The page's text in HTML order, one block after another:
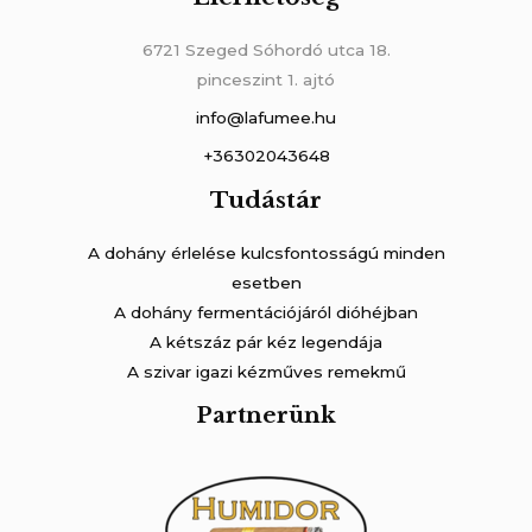
6721 Szeged Sóhordó utca 18.
pinceszint 1. ajtó
info@lafumee.hu
+36302043648
Tudástár
A dohány érlelése kulcsfontosságú minden
esetben
A dohány fermentációjáról dióhéjban
A kétszáz pár kéz legendája
A szivar igazi kézműves remekmű
Partnerünk